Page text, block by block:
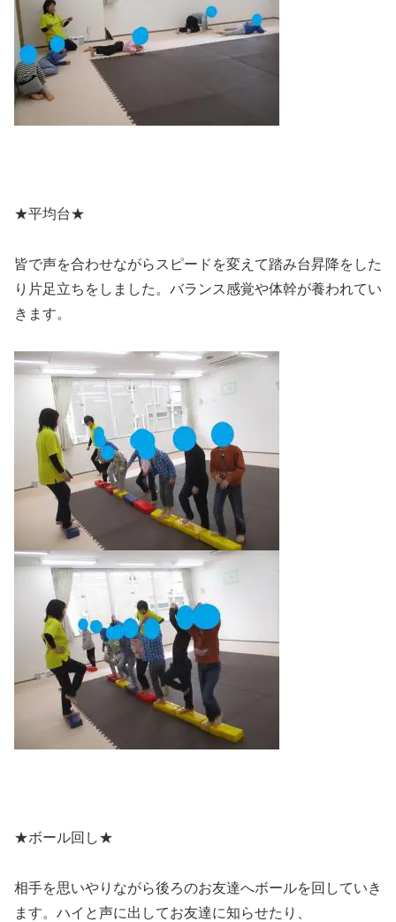
★平均台★
皆で声を合わせながらスピードを変えて踏み台昇降をした
り片足立ちをしました。バランス感覚や体幹が養われてい
きます。
★ボール回し★
相手を思いやりながら後ろのお友達へボールを回していき
ます。ハイと声に出してお友達に知らせたり、